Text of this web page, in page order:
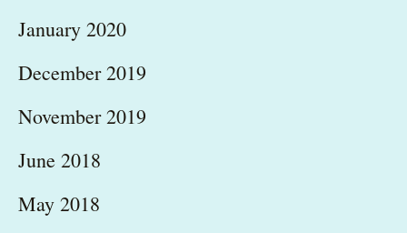
January 2020
December 2019
November 2019
June 2018
May 2018